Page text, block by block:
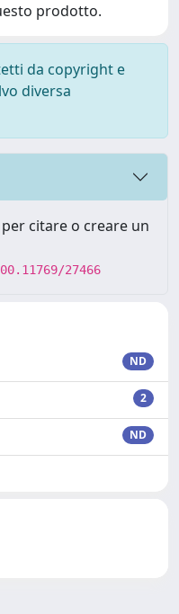
prodotto.
da copyright e
diversa
citare o creare un
27466
ND
2
ND